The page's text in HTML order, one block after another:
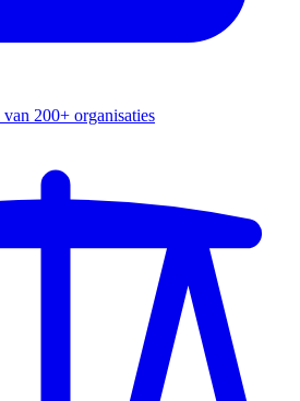
200+ organisaties